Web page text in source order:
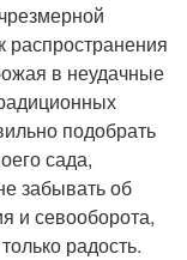
распространения
в неудачные
подобрать
сада,
забывать об
и севооборота,
радость.